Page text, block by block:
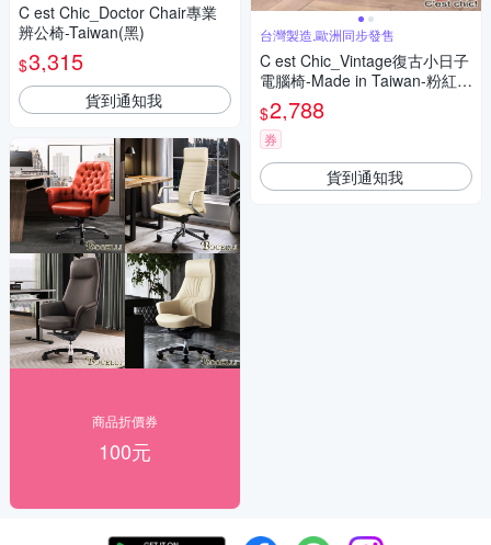
C est Chic_Doctor Chair專業
辨公椅-Taiwan(黑)
$3,315
貨到通知我
商品折價券
100元
台灣製造,歐洲同步發售
C est Chic_Vintage復古小日子
電腦椅-Made in Taiwan-粉紅
W56*D56*H76~89 cm
$2,788
券
貨到通知我